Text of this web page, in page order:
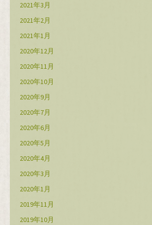
2021年3月
2021年2月
2021年1月
2020年12月
2020年11月
2020年10月
2020年9月
2020年7月
2020年6月
2020年5月
2020年4月
2020年3月
2020年1月
2019年11月
2019年10月